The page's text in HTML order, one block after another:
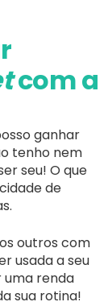
com a
ganhar
tenho nem
seu! O que
de
outros com
usada a seu
uma renda
sua rotina!